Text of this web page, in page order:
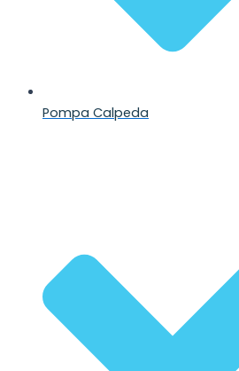
Pompa Calpeda